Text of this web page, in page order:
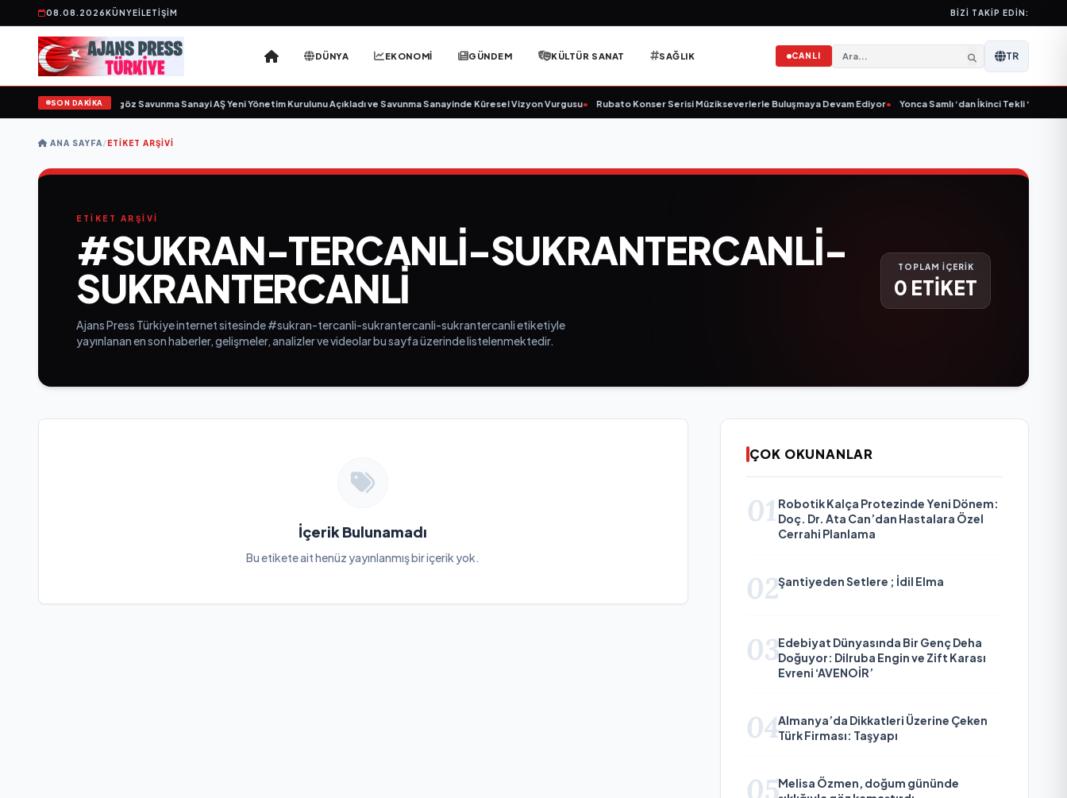
08.08.2026KÜNYEİLETIŞIM BIZI TAKIP EDIN:
DÜNYA EKONOMİ GÜNDEM KÜLTÜR SANAT SAĞLIK CANLI TR
SON DAKİKA
için gün sayıyor• Açıkgöz Savunma Sanayi AŞ Yeni Yönetim Kurulunu Açıkladı ve Savunma Sanayinde Küresel Vizyon Vurgusu• Rubato Konser Serisi Müzikseverlerle Buluşmaya Devam Ediyor• Yonca Samlı ‘dan İkinci Tekli
ANA SAYFA/ETIKET ARŞIVI
ETİKET ARŞİVİ
#SUKRAN-TERCANLI-SUKRANTERCANLI-
SUKRANTERCANLI
Ajans Press Türkiye internet sitesinde #sukran-tercanli-sukrantercanli-sukrantercanli etiketiyle
yayınlanan en son haberler, gelişmeler, analizler ve videolar bu sayfa üzerinde listelenmektedir.
TOPLAM İÇERİK
0 ETİKET
İçerik Bulunamadı
Bu etikete ait henüz yayınlanmış bir içerik yok.
ÇOK OKUNANLAR
01 Robotik Kalça Protezinde Yeni Dönem:
Doç. Dr. Ata Can’dan Hastalara Özel
Cerrahi Planlama
02Şantiyeden Setlere ; İdil Elma
03Edebiyat Dünyasında Bir Genç Deha
Doğuyor: Dilruba Engin ve Zift Karası
Evreni ‘AVENOİR’
04Almanya’da Dikkatleri Üzerine Çeken
Türk Firması: Taşyapı
05Melisa Özmen, doğum gününde